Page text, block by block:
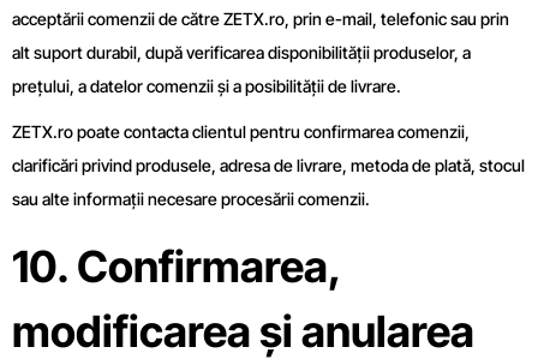
acceptării comenzii de către ZETX.ro, prin e-mail, telefonic sau prin
alt suport durabil, după verificarea disponibilității produselor, a
prețului, a datelor comenzii și a posibilității de livrare.
ZETX.ro poate contacta clientul pentru confirmarea comenzii,
clarificări privind produsele, adresa de livrare, metoda de plată, stocul
sau alte informații necesare procesării comenzii.
10. Confirmarea,
modificarea și anularea